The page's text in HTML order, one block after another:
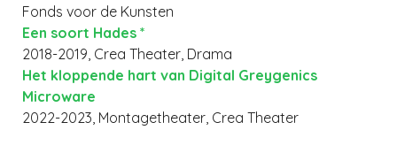
Fonds voor de Kunsten
Een soort Hades *
2018-2019, Crea Theater, Drama
Het kloppende hart van Digital Greygenics
Microware
2022-2023, Montagetheater, Crea Theater